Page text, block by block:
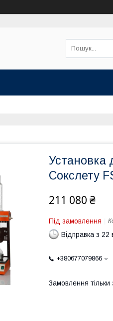
Установка
Сокслету
211 080 ₴
Під замовлення
Відправка з 22
+380677079866
Замовлення